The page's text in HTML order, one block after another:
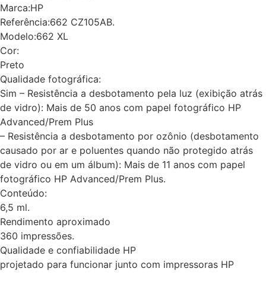
Marca:HP
Referência:662 CZ105AB.
Modelo:662 XL
Cor:
Preto
Qualidade fotográfica:
Sim – Resistência a desbotamento pela luz (exibição atrás
de vidro): Mais de 50 anos com papel fotográfico HP
Advanced/Prem Plus
– Resistência a desbotamento por ozônio (desbotamento
causado por ar e poluentes quando não protegido atrás
de vidro ou em um álbum): Mais de 11 anos com papel
fotográfico HP Advanced/Prem Plus.
Conteúdo:
6,5 ml.
Rendimento aproximado
360 impressões.
Qualidade e confiabilidade HP
projetado para funcionar junto com impressoras HP